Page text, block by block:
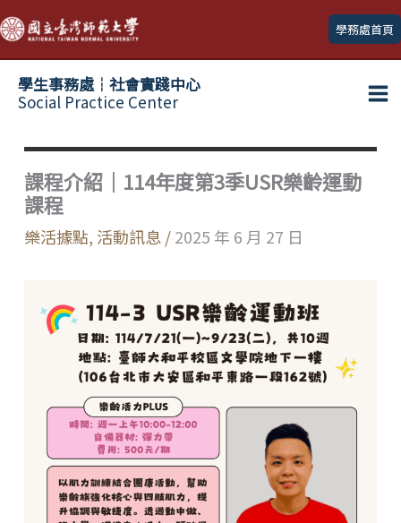
跳
至
主
學務處首頁
學生事務處┆社會實踐中心
Social Practice Center
課程介紹｜114年度第3季USR樂齡運動
課程
樂活據點, 活動訊息 /2025 年 6 月 27 日